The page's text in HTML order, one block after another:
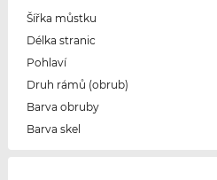
Šířka můstku
Délka stranic
Pohlaví
Druh rámů (obrub)
Barva obruby
Barva skel